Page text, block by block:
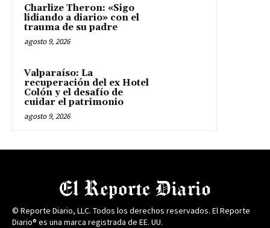
Charlize Theron: «Sigo
lidiando a diario» con el
trauma de su padre
agosto 9, 2026
Valparaíso: La
recuperación del ex Hotel
Colón y el desafío de
cuidar el patrimonio
agosto 9, 2026
© Reporte Diario, LLC. Todos los derechos reservados. El Reporte
Diario® es una marca registrada de EE. UU.